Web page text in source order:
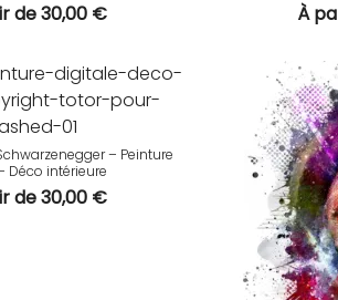
de30,00 € À
– Peinture
Déco intérieure
de30,00 €